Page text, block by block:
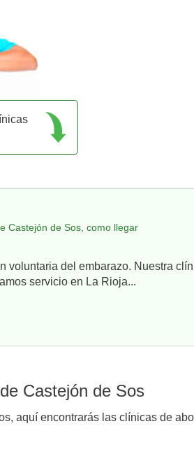
Castejón de Sos, como llegar
voluntaria del embarazo. Nuestra
servicio en La Rioja...
Castejón de Sos
aquí encontrarás las clínicas de